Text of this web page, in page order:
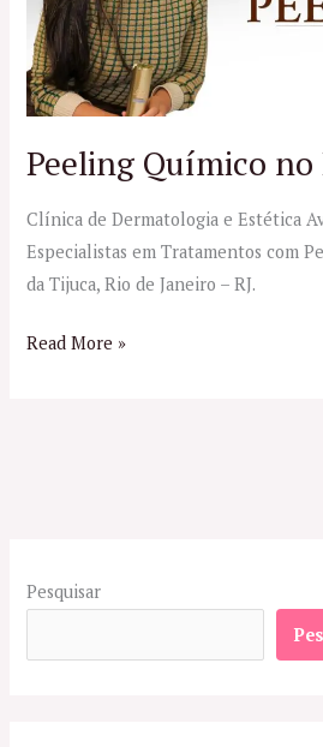
Peeling Químico no
Clínica de Dermatologia e Estética
Especialistas em Tratamentos com
da Tijuca, Rio de Janeiro – RJ.
Read More »
Pesquisar